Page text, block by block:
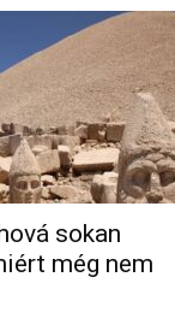
sokan
még nem